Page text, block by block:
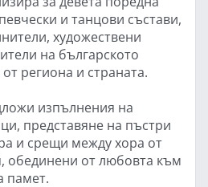
и танцови състави,
художествени
на българското
региона и страната.
изпълнения на
представяне на пъстри
и срещи между хора от
обединени от любовта към
памет.